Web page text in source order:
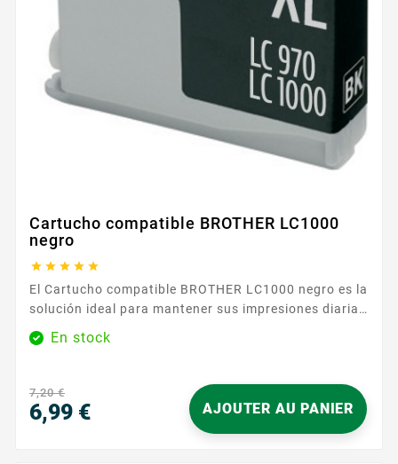
Cartucho compatible BROTHER LC1000
negro
    
El Cartucho compatible BROTHER LC1000 negro es la
solución ideal para mantener sus impresiones diarias
al mejor nivel, a la vez que controla su presupuesto.
Diseñado para la gama BROTHER LC1000 , se instala
en su impresora. Disfrute de un negro nítido y
uniforme para sus textos, informes y...
En stock
7,20 €
6,99 € AJOUTER AU PANIER